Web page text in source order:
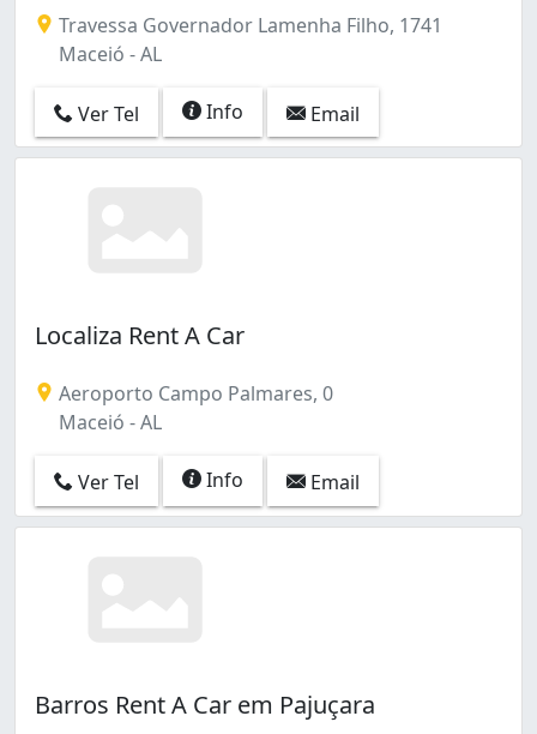
Travessa Governador Lamenha Filho, 1741
Maceió - AL
Ver Tel Info Email
Localiza Rent A Car
Aeroporto Campo Palmares, 0
Maceió - AL
Ver Tel Info Email
Barros Rent A Car em Pajuçara